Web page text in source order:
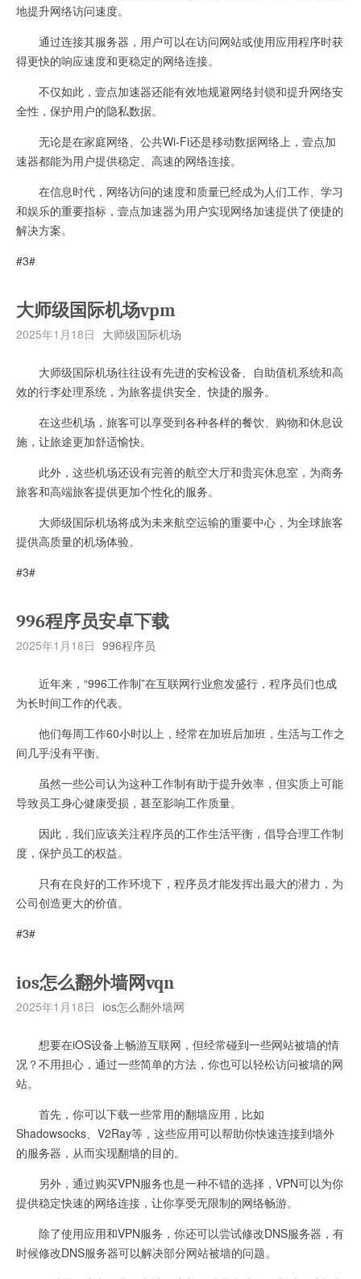
地提升网络访问速度。
通过连接其服务器，用户可以在访问网站或使用应用程序时获
得更快的响应速度和更稳定的网络连接。
不仅如此，壹点加速器还能有效地规避网络封锁和提升网络安
全性，保护用户的隐私数据。
无论是在家庭网络、公共Wi-Fi还是移动数据网络上，壹点加
速器都能为用户提供稳定、高速的网络连接。
在信息时代，网络访问的速度和质量已经成为人们工作、学习
和娱乐的重要指标，壹点加速器为用户实现网络加速提供了便捷的
解决方案。
#3#
大师级国际机场vpm
2025年1月18日 大师级国际机场
大师级国际机场往往设有先进的安检设备、自助值机系统和高
效的行李处理系统，为旅客提供安全、快捷的服务。
在这些机场，旅客可以享受到各种各样的餐饮、购物和休息设
施，让旅途更加舒适愉快。
此外，这些机场还设有完善的航空大厅和贵宾休息室，为商务
旅客和高端旅客提供更加个性化的服务。
大师级国际机场将成为未来航空运输的重要中心，为全球旅客
提供高质量的机场体验。
#3#
996程序员安卓下载
2025年1月18日 996程序员
近年来，“996工作制”在互联网行业愈发盛行，程序员们也成
为长时间工作的代表。
他们每周工作60小时以上，经常在加班后加班，生活与工作之
间几乎没有平衡。
虽然一些公司认为这种工作制有助于提升效率，但实质上可能
导致员工身心健康受损，甚至影响工作质量。
因此，我们应该关注程序员的工作生活平衡，倡导合理工作制
度，保护员工的权益。
只有在良好的工作环境下，程序员才能发挥出最大的潜力，为
公司创造更大的价值。
#3#
ios怎么翻外墙网vqn
2025年1月18日 ios怎么翻外墙网
想要在iOS设备上畅游互联网，但经常碰到一些网站被墙的情
况？不用担心，通过一些简单的方法，你也可以轻松访问被墙的网
站。
首先，你可以下载一些常用的翻墙应用，比如
Shadowsocks、V2Ray等，这些应用可以帮助你快速连接到墙外
的服务器，从而实现翻墙的目的。
另外，通过购买VPN服务也是一种不错的选择，VPN可以为你
提供稳定快速的网络连接，让你享受无限制的网络畅游。
除了使用应用和VPN服务，你还可以尝试修改DNS服务器，有
时候修改DNS服务器可以解决部分网站被墙的问题。